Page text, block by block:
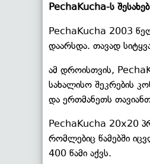
PechaKucha-ს შესახებ
PechaKucha 2003
დაარსდა. თავად
ამ დროისთვის,
სახალისო შეკრების
და ერთმანეთს
PechaKucha 20x20
რომლებიც წამებში
400 წამი აქვს.